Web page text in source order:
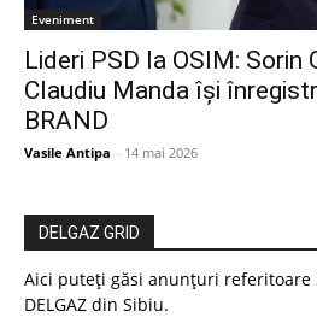
Eveniment
Lideri PSD la OSIM: Sorin
Claudiu Manda își
BRAND
Vasile Antipa - 14 mai 2026
DELGAZ GRID
Aici puteți găsi anunțuri
DELGAZ din Sibiu.